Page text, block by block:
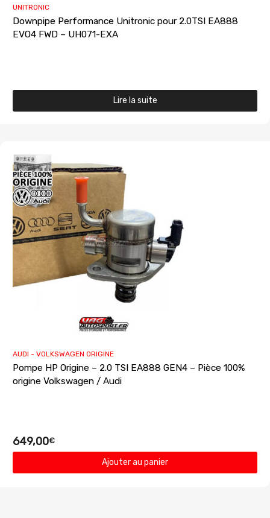
UNITRONIC
Downpipe Performance Unitronic pour 2.0TSI EA888
EVO4 FWD – UH071-EXA
Lire la suite
AUDI - VOLKSWAGEN ORIGINE
Pompe HP Origine – 2.0 TSI EA888 GEN4 – Pièce 100%
origine Volkswagen / Audi
649,00€
Ajouter au panier